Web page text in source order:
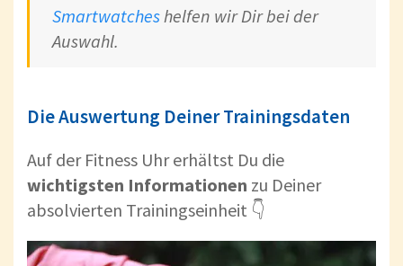
Smartwatcheshelfen wir Dir bei der
Auswahl.
Die Auswertung Deiner Trainingsdaten
Auf der Fitness Uhr erhältst Du die
wichtigsten Informationen zu Deiner
absolvierten Trainingseinheit 👇